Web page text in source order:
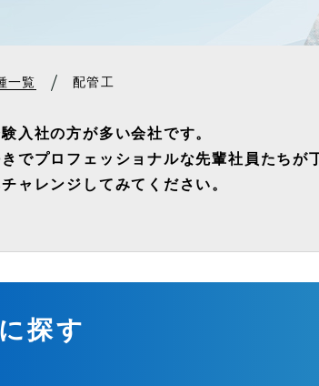
一覧 配管工
入社の方が多い会社です。
でプロフェッショナルな先輩社員たちが
ャレンジしてみてください。
に探す